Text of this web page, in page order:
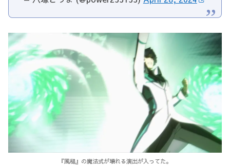
『風槌』の魔法式が壊れる演出が入ってた。